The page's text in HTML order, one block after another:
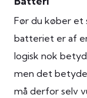
Før du køber et
batteriet er af
logisk nok
men det
må derfor selv